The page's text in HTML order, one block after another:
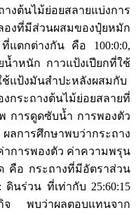
งต้นไม้ย่อยสลายแบ่งการ
ที่มีส่วนผสมของปุ๋ยหมัก
ตกต่างกัน คือ 100:0:0,
น้ำหนัก กาวแป้งเปียกที่ใช้
แป้งมันสำปะหลังผสมกับ
กระถางต้นไม้ย่อยสลายที่
การดูดซับน้ำ การพองตัว
ารศึกษาพบว่ากระถาง
การพองตัว ค่าความพรุน
คือ กระถางที่มีอัตราส่วน
นร่วน ที่เท่ากับ 25:60:15
กิจ พบว่าผลตอบแทนจาก